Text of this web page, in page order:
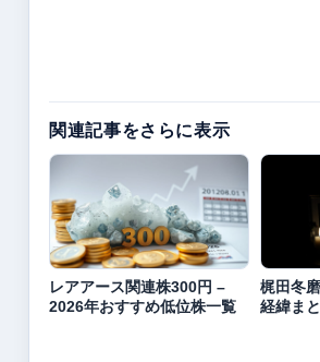
関連記事をさらに表示
レアアース関連株300円 –
2026年おすすめ低位株一覧
梶田冬
経緯ま